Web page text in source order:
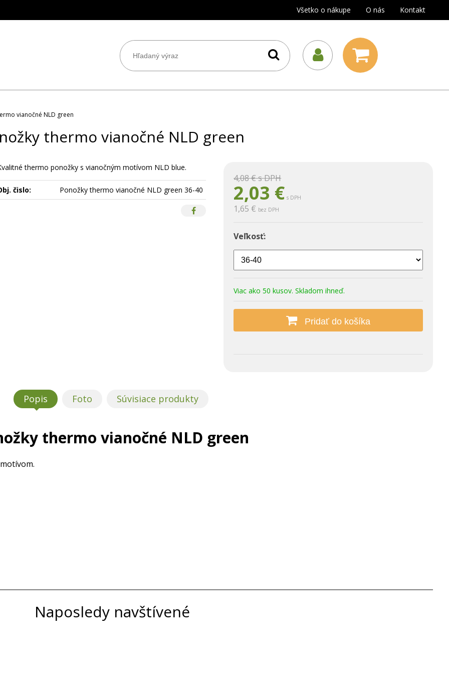
Všetko o nákupe O nás Kontakt
vianočné NLD green
thermo vianočné NLD green
4,08 €s DPH
2,03 € s DPH
1,65 € bez DPH
Veľkosť:
Viac ako 50 kusov. Skladom ihneď.
Pridať do košíka
thermo ponožky s vianočným motívom NLD blue.
čislo: Ponožky thermo vianočné NLD green 36-40
Popis Foto Súvisiace produkty
thermo vianočné NLD green
Naposledy navštívené